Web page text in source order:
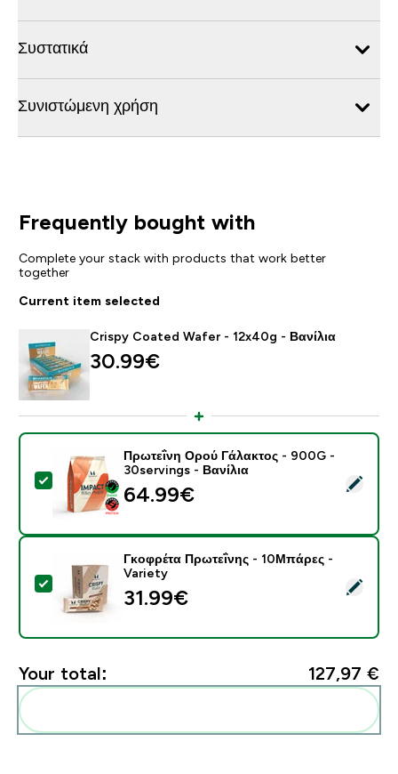
Συστατικά
Συνιστώμενη χρήση
Frequently bought with
Complete your stack with products that work better
together
Current item selected
Crispy Coated Wafer - 12x40g - Βανίλια
30.99€‎
Select this product - Πρωτεΐνη Ορού Γάλακτος -
Πρωτεΐνη Ορού Γάλακτος - 900G -
30servings - Βανίλια
64.99€‎
Select this product - Γκοφρέτα Πρωτεΐνης -
Γκοφρέτα Πρωτεΐνης - 10Μπάρες -
Variety
31.99€‎
Your total: 127,97 €‎